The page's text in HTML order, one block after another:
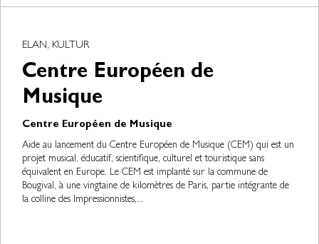
ELAN, KULTUR
Centre Européen de
Musique
Centre Européen de Musique
Aide au lancement du Centre Européen de Musique (CEM) qui est un
projet musical, éducatif, scientifique, culturel et touristique sans
équivalent en Europe. Le CEM est implanté sur la commune de
Bougival, à une vingtaine de kilomètres de Paris, partie intégrante de
la colline des Impressionnistes,...